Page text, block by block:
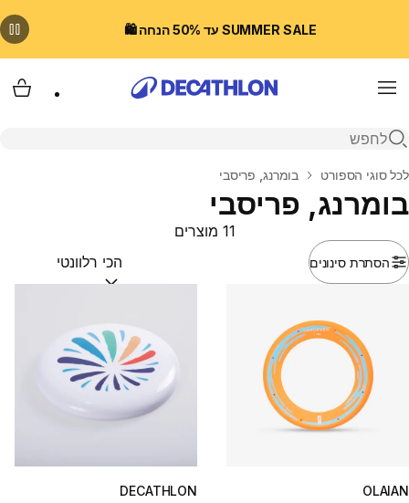
SUMMER SALE עד 50% הנחה 🛍️
Menu
פתיחת חיפוש
בית
לכל סוגי הספורט בומרנג, פריסבי
בומרנג, פריסבי
הסתרת סינונים
11 מוצרים
מיין לפי:(optional)
OLAIAN
DECATHLON